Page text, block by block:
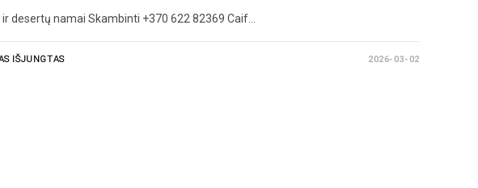
desertų namai Skambinti +370 622 82369 Caif…
IŠJUNGTAS 2026-03-02